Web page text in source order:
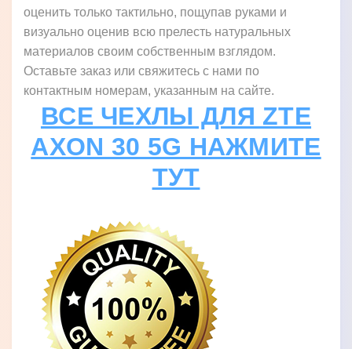
оценить только тактильно, пощупав руками и
визуально оценив всю прелесть натуральных
материалов своим собственным взглядом.
Оставьте заказ или свяжитесь с нами по
контактным номерам, указанным на сайте.
ВСЕ ЧЕХЛЫ ДЛЯ ZTE
AXON 30 5G НАЖМИТЕ
ТУТ